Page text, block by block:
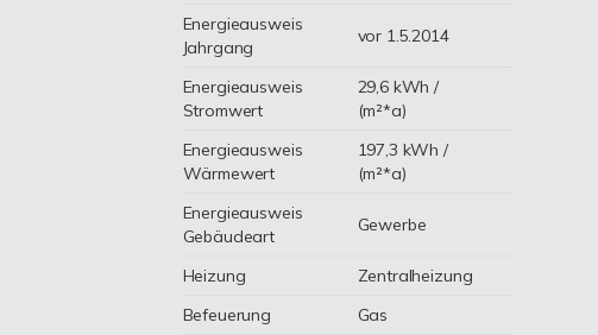
Energieausweis
Jahrgang
vor 1.5.2014
Energieausweis
Stromwert
29,6 kWh /
(m²*a)
Energieausweis
Wärmewert
197,3 kWh /
(m²*a)
Energieausweis
Gebäudeart
Gewerbe
Heizung
Zentralheizung
Befeuerung
Gas